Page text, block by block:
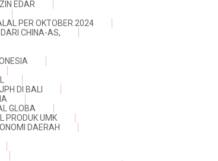
EDAR
PER OKTOBER 2024
CHINA-AS,
DI BALI
GLOBA
PRODUK UMK
DAERAH